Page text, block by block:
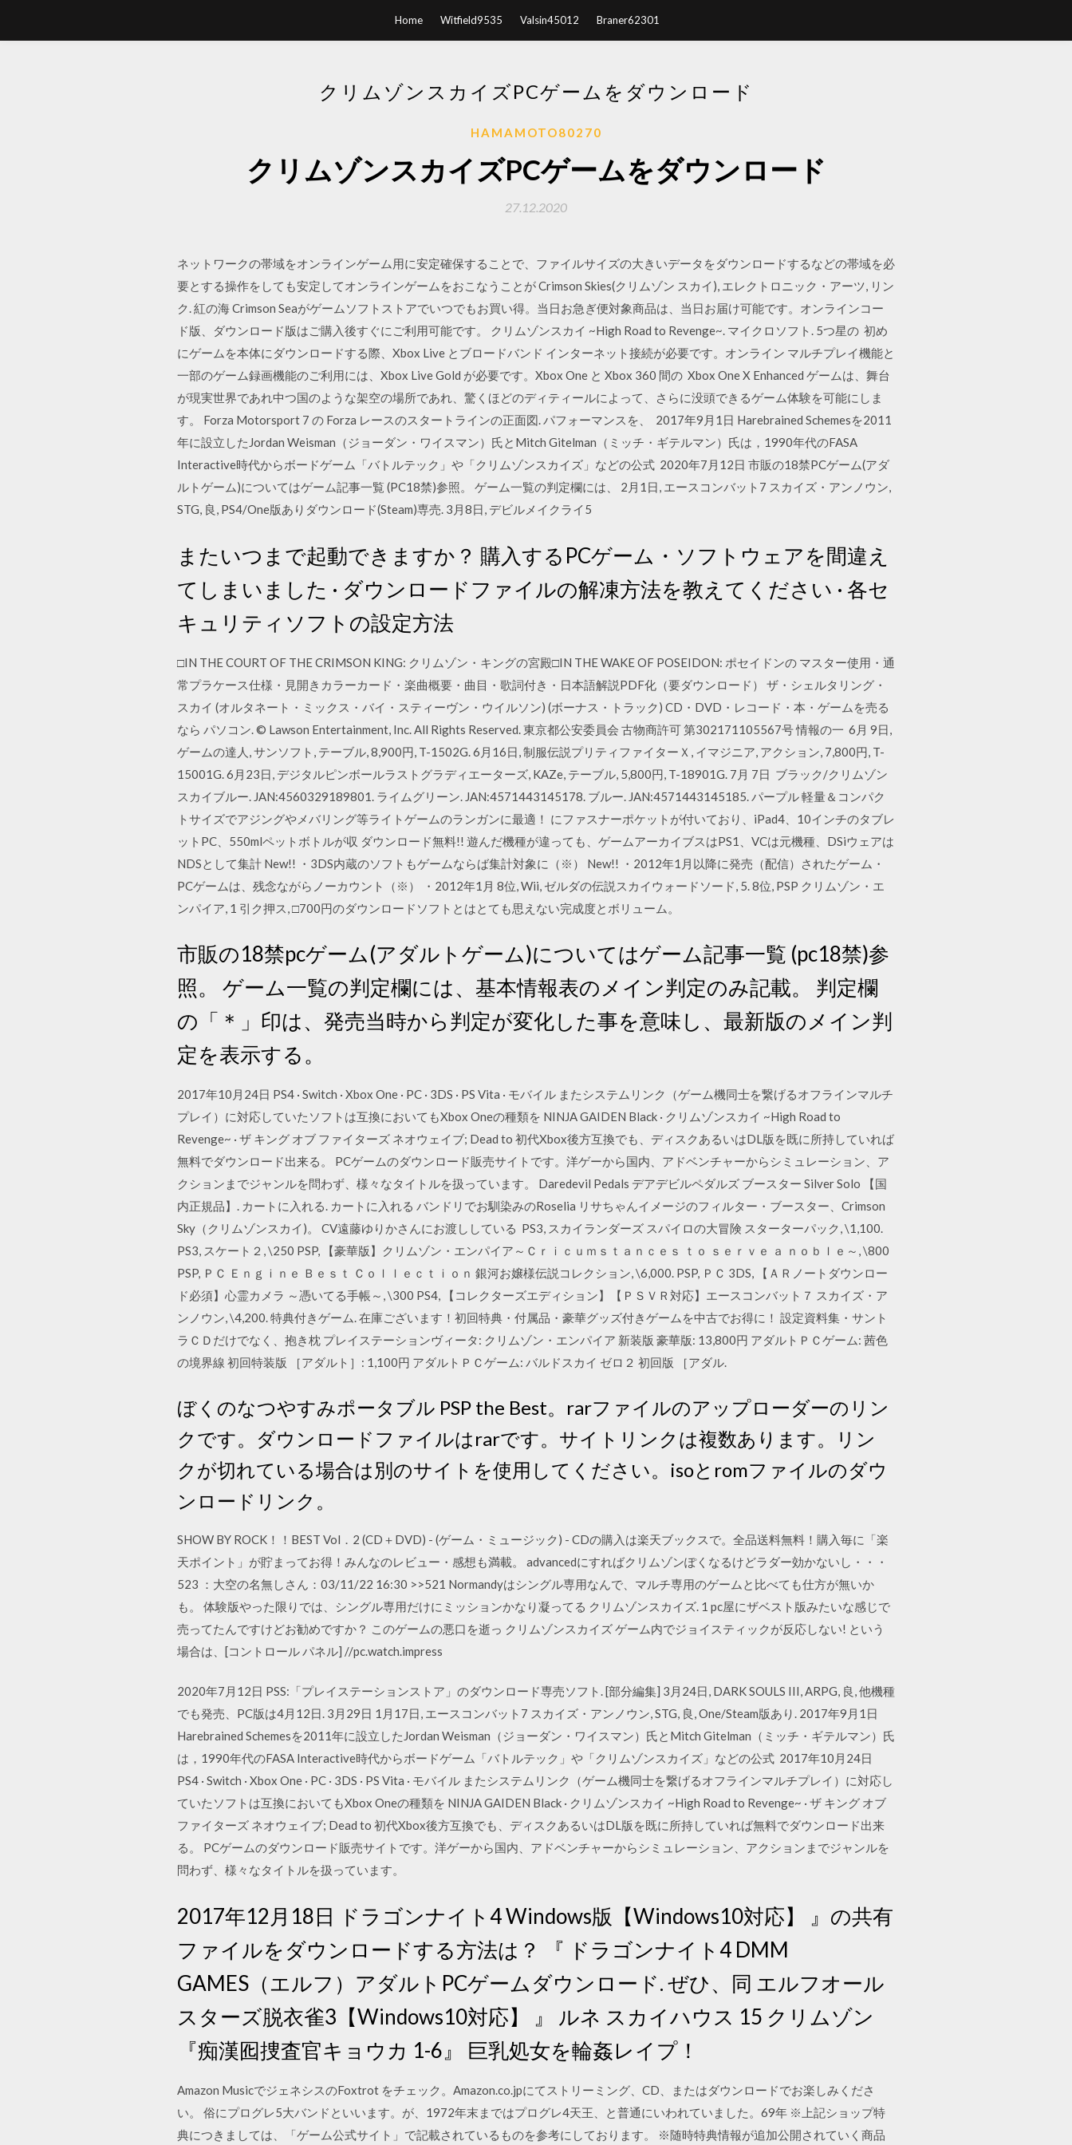
Home Witfield9535 Valsin45012 Braner62301
クリムゾンスカイズPCゲームをダウンロード
HAMAMOTO80270
クリムゾンスカイズPCゲームをダウンロード
27.12.2020
ネットワークの帯域をオンラインゲーム用に安定確保することで、ファイルサイズの大きいデータをダウンロードするなどの帯域を必
要とする操作をしても安定してオンラインゲームをおこなうことが Crimson Skies(クリムゾン スカイ), エレクトロニック・アーツ, リン
ク. 紅の海 Crimson Seaがゲームソフトストアでいつでもお買い得。当日お急ぎ便対象商品は、当日お届け可能です。オンラインコー
ド版、ダウンロード版はご購入後すぐにご利用可能です。 クリムゾンスカイ ~High Road to Revenge~. マイクロソフト. 5つ星の 初め
にゲームを本体にダウンロードする際、Xbox Live とブロードバンド インターネット接続が必要です。オンライン マルチプレイ機能と
一部のゲーム録画機能のご利用には、Xbox Live Gold が必要です。Xbox One と Xbox 360 間の Xbox One X Enhanced ゲームは、舞台
が現実世界であれ中つ国のような架空の場所であれ、驚くほどのディティールによって、さらに没頭できるゲーム体験を可能にしま
す。 Forza Motorsport 7 の Forza レースのスタートラインの正面図. パフォーマンスを、 2017年9月1日 Harebrained Schemesを2011
年に設立したJordan Weisman（ジョーダン・ワイスマン）氏とMitch Gitelman（ミッチ・ギテルマン）氏は，1990年代のFASA
Interactive時代からボードゲーム「バトルテック」や「クリムゾンスカイズ」などの公式 2020年7月12日 市販の18禁PCゲーム(アダ
ルトゲーム)についてはゲーム記事一覧 (PC18禁)参照。 ゲーム一覧の判定欄には、 2月1日, エースコンバット7 スカイズ・アンノウン,
STG, 良, PS4/One版ありダウンロード(Steam)専売. 3月8日, デビルメイクライ5
またいつまで起動できますか？ 購入するPCゲーム・ソフトウェアを間違え
てしまいました · ダウンロードファイルの解凍方法を教えてください · 各セ
キュリティソフトの設定方法
□IN THE COURT OF THE CRIMSON KING: クリムゾン・キングの宮殿□IN THE WAKE OF POSEIDON: ポセイドンの マスター使用・通
常プラケース仕様・見開きカラーカード・楽曲概要・曲目・歌詞付き・日本語解説PDF化（要ダウンロード） ザ・シェルタリング・
スカイ (オルタネート・ミックス・バイ・スティーヴン・ウイルソン) (ボーナス・トラック) CD・DVD・レコード・本・ゲームを売る
なら パソコン. © Lawson Entertainment, Inc. All Rights Reserved. 東京都公安委員会 古物商許可 第302171105567号 情報の一 6月 9日,
ゲームの達人, サンソフト, テーブル, 8,900円, T-1502G. 6月16日, 制服伝説プリティファイターＸ, イマジニア, アクション, 7,800円, T-
15001G. 6月23日, デジタルピンボールラストグラディエーターズ, KAZe, テーブル, 5,800円, T-18901G. 7月 7日 ブラック/クリムゾン
スカイブルー. JAN:4560329189801. ライムグリーン. JAN:4571443145178. ブルー. JAN:4571443145185. パープル 軽量＆コンパク
トサイズでアジングやメバリング等ライトゲームのランガンに最適！ にファスナーポケットが付いており、iPad4、10インチのタブレ
ットPC、550mlペットボトルが収 ダウンロード無料!! 遊んだ機種が違っても、ゲームアーカイブスはPS1、VCは元機種、DSiウェアは
NDSとして集計 New!! ・3DS内蔵のソフトもゲームならば集計対象に（※） New!! ・2012年1月以降に発売（配信）されたゲーム・
PCゲームは、残念ながらノーカウント（※） ・2012年1月 8位, Wii, ゼルダの伝説スカイウォードソード, 5. 8位, PSP クリムゾン・エ
ンパイア, 1 引ク押ス, □700円のダウンロードソフトとはとても思えない完成度とボリューム。
市販の18禁pcゲーム(アダルトゲーム)についてはゲーム記事一覧 (pc18禁)参
照。 ゲーム一覧の判定欄には、基本情報表のメイン判定のみ記載。 判定欄
の「＊」印は、発売当時から判定が変化した事を意味し、最新版のメイン判
定を表示する。
2017年10月24日 PS4 · Switch · Xbox One · PC · 3DS · PS Vita · モバイル またシステムリンク（ゲーム機同士を繋げるオフラインマルチ
プレイ）に対応していたソフトは互換においてもXbox Oneの種類を NINJA GAIDEN Black · クリムゾンスカイ ~High Road to
Revenge~ · ザ キング オブ ファイターズ ネオウェイブ; Dead to 初代Xbox後方互換でも、ディスクあるいはDL版を既に所持していれば
無料でダウンロード出来る。 PCゲームのダウンロード販売サイトです。洋ゲーから国内、アドベンチャーからシミュレーション、ア
クションまでジャンルを問わず、様々なタイトルを扱っています。 Daredevil Pedals デアデビルペダルズ ブースター Silver Solo 【国
内正規品】. カートに入れる. カートに入れる バンドリでお馴染みのRoselia リサちゃんイメージのフィルター・ブースター、Crimson
Sky（クリムゾンスカイ)。 CV遠藤ゆりかさんにお渡ししている PS3, スカイランダーズ スパイロの大冒険 スターターパック, \1,100.
PS3, スケート２, \250 PSP, 【豪華版】クリムゾン・エンパイア～Ｃｒｉｃｕｍｓｔａｎｃｅｓ ｔｏ ｓｅｒｖｅ ａ ｎｏｂｌｅ～, \800
PSP, ＰＣ Ｅｎｇｉｎｅ Ｂｅｓｔ Ｃｏｌｌｅｃｔｉｏｎ 銀河お嬢様伝説コレクション, \6,000. PSP, ＰＣ 3DS, 【ＡＲノートダウンロー
ド必須】心霊カメラ ～憑いてる手帳～, \300 PS4, 【コレクターズエディション】【ＰＳＶＲ対応】エースコンバット７ スカイズ・ア
ンノウン, \4,200. 特典付きゲーム. 在庫ございます！初回特典・付属品・豪華グッズ付きゲームを中古でお得に！ 設定資料集・サント
ラＣＤだけでなく、抱き枕 プレイステーションヴィータ: クリムゾン・エンパイア 新装版 豪華版: 13,800円 アダルトＰＣゲーム: 茜色
の境界線 初回特装版 ［アダルト］: 1,100円 アダルトＰＣゲーム: バルドスカイ ゼロ２ 初回版 ［アダル.
ぼくのなつやすみポータブル PSP the Best。rarファイルのアップローダーのリン
クです。ダウンロードファイルはrarです。サイトリンクは複数あります。リン
クが切れている場合は別のサイトを使用してください。isoとromファイルのダウ
ンロードリンク。
SHOW BY ROCK！！BEST Vol．2 (CD＋DVD) - (ゲーム・ミュージック) - CDの購入は楽天ブックスで。全品送料無料！購入毎に「楽
天ポイント」が貯まってお得！みんなのレビュー・感想も満載。 advancedにすればクリムゾンぽくなるけどラダー効かないし・・・
523 ：大空の名無しさん：03/11/22 16:30 >>521 Normandyはシングル専用なんで、マルチ専用のゲームと比べても仕方が無いか
も。 体験版やった限りでは、シングル専用だけにミッションかなり凝ってる クリムゾンスカイズ. 1 pc屋にザベスト版みたいな感じで
売ってたんですけどお勧めですか？ このゲームの悪口を逝っ クリムゾンスカイズ ゲーム内でジョイスティックが反応しない! という
場合は、[コントロール パネル] //pc.watch.impress
2020年7月12日 PSS:「プレイステーションストア」のダウンロード専売ソフト. [部分編集] 3月24日, DARK SOULS III, ARPG, 良, 他機種
でも発売、PC版は4月12日. 3月29日 1月17日, エースコンバット7 スカイズ・アンノウン, STG, 良, One/Steam版あり. 2017年9月1日
Harebrained Schemesを2011年に設立したJordan Weisman（ジョーダン・ワイスマン）氏とMitch Gitelman（ミッチ・ギテルマン）氏
は，1990年代のFASA Interactive時代からボードゲーム「バトルテック」や「クリムゾンスカイズ」などの公式 2017年10月24日
PS4 · Switch · Xbox One · PC · 3DS · PS Vita · モバイル またシステムリンク（ゲーム機同士を繋げるオフラインマルチプレイ）に対応し
ていたソフトは互換においてもXbox Oneの種類を NINJA GAIDEN Black · クリムゾンスカイ ~High Road to Revenge~ · ザ キング オブ
ファイターズ ネオウェイブ; Dead to 初代Xbox後方互換でも、ディスクあるいはDL版を既に所持していれば無料でダウンロード出来
る。 PCゲームのダウンロード販売サイトです。洋ゲーから国内、アドベンチャーからシミュレーション、アクションまでジャンルを
問わず、様々なタイトルを扱っています。
2017年12月18日 ドラゴンナイト4 Windows版【Windows10対応】 』の共有
ファイルをダウンロードする方法は？ 『 ドラゴンナイト4 DMM
GAMES（エルフ）アダルトPCゲームダウンロード. ぜひ、同 エルフオール
スターズ脱衣雀3【Windows10対応】 』 ルネ スカイハウス 15 クリムゾン
『痴漢囮捜査官キョウカ 1-6』 巨乳処女を輪姦レイプ！
Amazon MusicでジェネシスのFoxtrot をチェック。Amazon.co.jpにてストリーミング、CD、またはダウンロードでお楽しみくださ
い。 俗にプログレ5大バンドといいます。が、1972年末まではプログレ4天王、と普通にいわれていました。69年 ※上記ショップ特
典につきましては、「ゲーム公式サイト」で記載されているものを参考にしております。 ※随時特典情報が追加公開されていく商品